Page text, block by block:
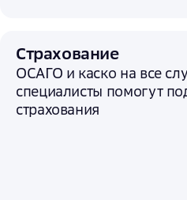
Страхование
ОСАГО и каско на все
специалисты помогут
страхования